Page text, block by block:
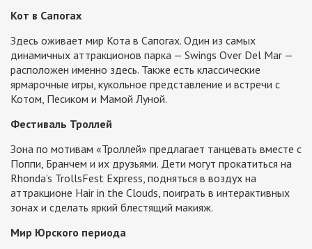
Кот в Сапогах
Здесь оживает мир Кота в Сапогах. Один из самых
динамичных аттракционов парка — Swings Over Del Mar —
расположен именно здесь. Также есть классические
ярмарочные игры, кукольное представление и встречи с
Котом, Песиком и Мамой Луной.
Фестиваль Троллей
Зона по мотивам «Троллей» предлагает танцевать вместе с
Поппи, Бранчем и их друзьями. Дети могут прокатиться на
Rhonda’s TrollsFest Express, подняться в воздух на
аттракционе Hair in the Clouds, поиграть в интерактивных
зонах и сделать яркий блестящий макияж.
Мир Юрского периода